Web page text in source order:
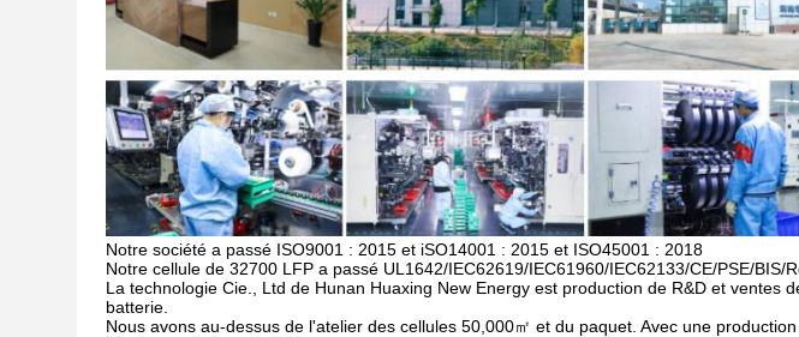
Notre société a passé ISO9001 : 2015 et iSO14001 : 2015 et ISO45001 : 2018
Notre cellule de 32700 LFP a passé UL1642/IEC62619/IEC61960/IEC62133/CE/PSE/BIS/
La technologie Cie., Ltd de Hunan Huaxing New Energy est production de R&D et ventes
batterie.
Nous avons au-dessus de l'atelier des cellules 50,000㎡ et du paquet. Avec une